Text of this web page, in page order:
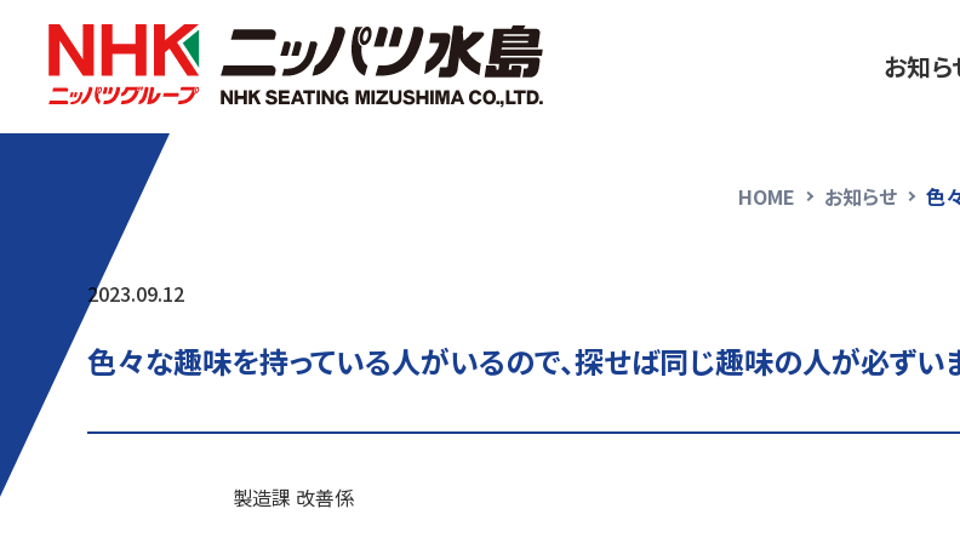
お知ら
HOME お知らせ 色
2023.09.12
色々な趣味を持っている人がいるので、探せば同じ趣味の人が必ずい
製造課 改善係